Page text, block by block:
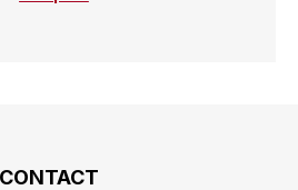
CONTACT